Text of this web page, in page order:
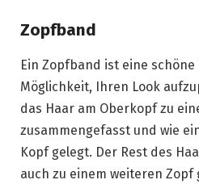
Zopfband
Ein Zopfband ist eine
Möglichkeit, Ihren Look
das Haar am Oberkopf zu
zusammengefasst und wie
Kopf gelegt. Der Rest des
auch zu einem weiteren Zopf